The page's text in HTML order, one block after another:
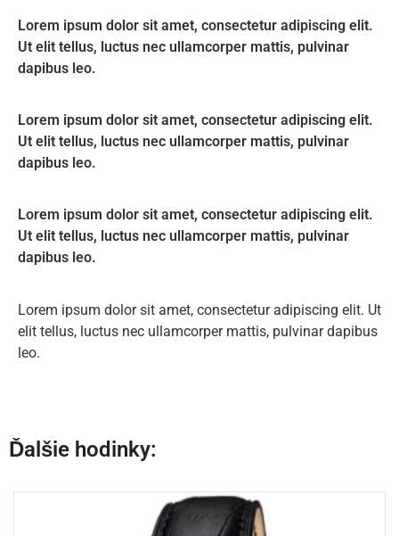
Lorem ipsum dolor sit amet, consectetur adipiscing elit.
Ut elit tellus, luctus nec ullamcorper mattis, pulvinar
dapibus leo.
Lorem ipsum dolor sit amet, consectetur adipiscing elit.
Ut elit tellus, luctus nec ullamcorper mattis, pulvinar
dapibus leo.
Lorem ipsum dolor sit amet, consectetur adipiscing elit.
Ut elit tellus, luctus nec ullamcorper mattis, pulvinar
dapibus leo.
Lorem ipsum dolor sit amet, consectetur adipiscing elit. Ut
elit tellus, luctus nec ullamcorper mattis, pulvinar dapibus
leo.
Ďalšie hodinky: